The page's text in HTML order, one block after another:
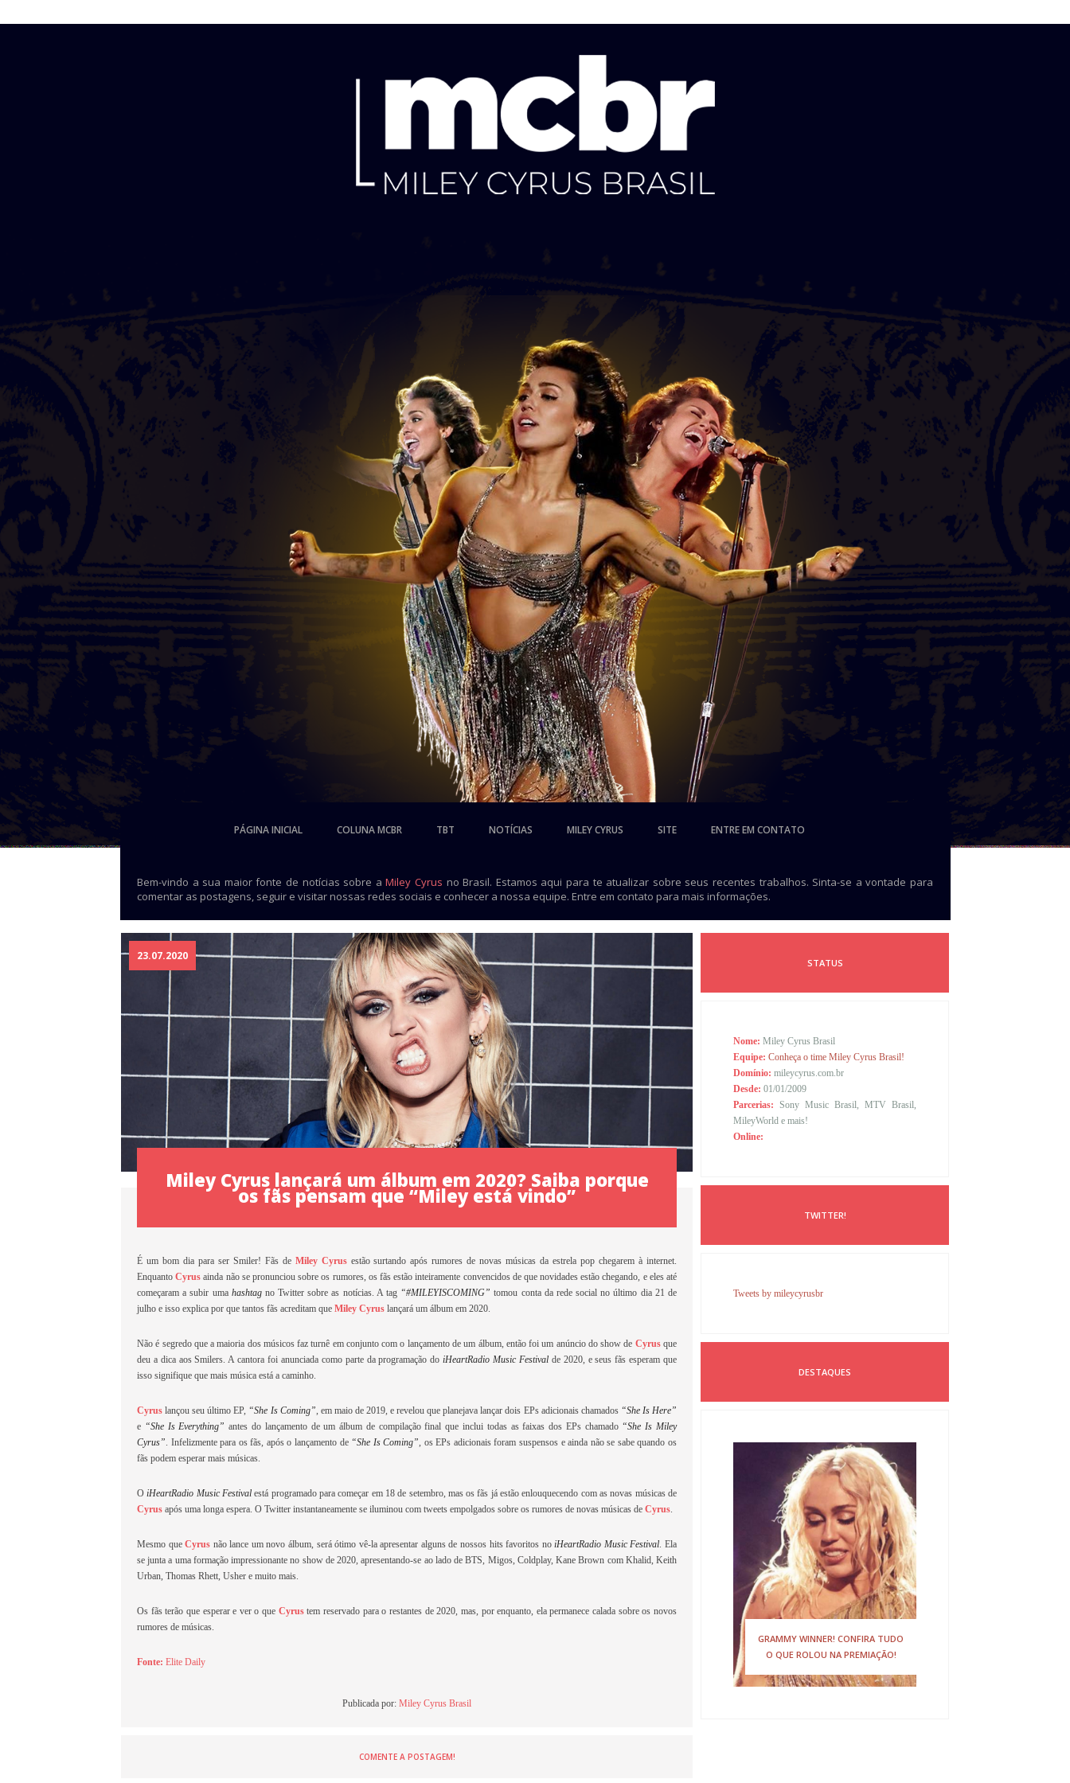
PÁGINA INICIAL COLUNA MCBR TBT NOTÍCIAS MILEY CYRUS SITE ENTRE EM CONTATO
Bem-vindo a sua maior fonte de notícias sobre aMiley Cyrus no Brasil. Estamos aqui para te atualizar sobre seus recentes trabalhos. Sinta-se a vontade para
comentar as postagens, seguir e visitar nossas redes sociais e conhecer a nossa equipe. Entre em contato para mais informações.
23.07.2020
Miley Cyrus lançará um álbum em 2020? Saiba porque
os fãs pensam que “Miley está vindo”
É um bom dia para ser Smiler! Fãs de Miley Cyrusestão surtando após rumores de novas músicas da estrela pop chegarem à internet.
EnquantoCyrusainda não se pronunciou sobre os rumores, os fãs estão inteiramente convencidos de que novidades estão chegando, e eles até
começaram a subir uma hashtag no Twitter sobre as notícias. A tag “#MILEYISCOMING” tomou conta da rede social no último dia 21 de
julho e isso explica por que tantos fãs acreditam que Miley Cyrus lançará um álbum em 2020.
Não é segredo que a maioria dos músicos faz turnê em conjunto com o lançamento de um álbum, então foi um anúncio do show de Cyrusque
deu a dica aos Smilers. A cantora foi anunciada como parte da programação do iHeartRadio Music Festivalde 2020, e seus fãs esperam que
isso signifique que mais música está a caminho.
Cyrus lançou seu último EP, “She Is Coming”, em maio de 2019, e revelou que planejava lançar dois EPs adicionais chamados “She Is Here”
e “She Is Everything” antes do lançamento de um álbum de compilação final que inclui todas as faixas dos EPs chamado “She Is Miley
Cyrus”. Infelizmente para os fãs, após o lançamento de “She Is Coming”, os EPs adicionais foram suspensos e ainda não se sabe quando os
fãs podem esperar mais músicas.
O iHeartRadio Music Festivalestá programado para começar em 18 de setembro, mas os fãs já estão enlouquecendo com as novas músicas de
Cyrus após uma longa espera. O Twitter instantaneamente se iluminou com tweets empolgados sobre os rumores de novas músicas de Cyrus.
Mesmo queCyrus não lance um novo álbum, será ótimo vê-la apresentar alguns de nossos hits favoritos noiHeartRadio Music Festival. Ela
se junta a uma formação impressionante no show de 2020, apresentando-se ao lado de BTS, Migos, Coldplay, Kane Brown com Khalid, Keith
Urban, Thomas Rhett, Usher e muito mais.
Os fãs terão que esperar e ver o que Cyrustem reservado para o restantes de 2020, mas, por enquanto, ela permanece calada sobre os novos
rumores de músicas.
Fonte: Elite Daily
Publicada por: Miley Cyrus Brasil
COMENTE A POSTAGEM!
STATUS
Nome: Miley Cyrus Brasil
Equipe: Conheça o time Miley Cyrus Brasil!
Domínio: mileycyrus.com.br
Desde: 01/01/2009
Parcerias: Sony Music Brasil, MTV Brasil,
MileyWorld e mais!
Online:
TWITTER!
Tweets by mileycyrusbr
DESTAQUES
GRAMMY WINNER! CONFIRA TUDO
O QUE ROLOU NA PREMIAÇÃO!